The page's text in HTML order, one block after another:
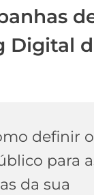
Digital
definir o
para
da sua